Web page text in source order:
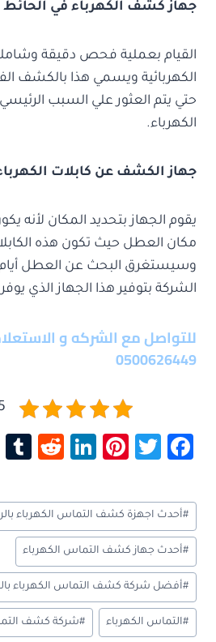
جهاز كشف الكهرباء في الحائط
القيام بعملية فحص دقيقة
الكهربائية ويسمي هذا بالكشف
حتي يتم العثور علي السبب
الكهرباء.
جهاز الكشف عن كابلات
يقوم الجهاز بتحديد المكان لأنه
مكان العطل حيث تكون هذه
وسيستغرق البحث عن العطل أيام
الشركة بتوفير هذا الجهاز الذي
للتواصل مع الشركه و
0500626449
5/
Fa
b
o
ok
T
tt
er
Pi
er
es
t
Li
e
dI
n
d
di
t
وسوم
المقال:
#أحدث اجهزة كشف التماس الكهرباء
#أحدث جهاز كشف التماس الكهرباء
#أفضل شركة كشف التماس الكهرباء
#التماس الكهرباء #شركة كشف